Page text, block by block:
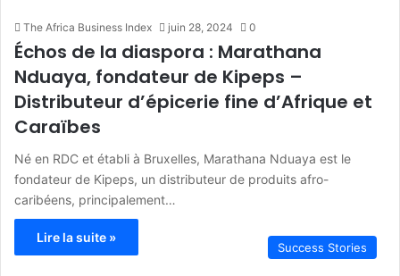
The Africa Business Index juin 28, 2024 0
Échos de la diaspora : Marathana
Nduaya, fondateur de Kipeps –
Distributeur d’épicerie fine d’Afrique et
Caraïbes
Né en RDC et établi à Bruxelles, Marathana Nduaya est le
fondateur de Kipeps, un distributeur de produits afro-
caribéens, principalement…
Lire la suite »
Success Stories